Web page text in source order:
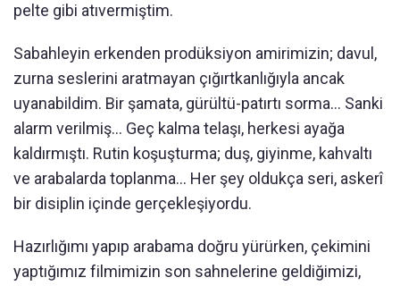
pelte gibi atıvermiştim.
Sabahleyin erkenden prodüksiyon amirimizin; davul,
zurna seslerini aratmayan çığırtkanlığıyla ancak
uyanabildim. Bir şamata, gürültü-patırtı sorma... Sanki
alarm verilmiş... Geç kalma telaşı, herkesi ayağa
kaldırmıştı. Rutin koşuşturma; duş, giyinme, kahvaltı
ve arabalarda toplanma... Her şey oldukça seri, askerî
bir disiplin içinde gerçekleşiyordu.
Hazırlığımı yapıp arabama doğru yürürken, çekimini
yaptığımız filmimizin son sahnelerine geldiğimizi,